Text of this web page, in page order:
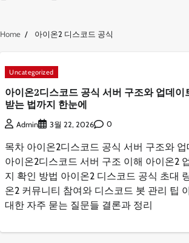
Home 아이온2 디스코드 공식
Uncategorized
아이온2디스코드 공식 서버 구조와 업데이
받는 법까지 한눈에
Admin 3월 22, 2026 0
목차 아이온2디스코드 공식 서버 구조와
아이온2디스코드 서버 구조 이해 아이온2
지 확인 방법 아이온2 디스코드 공식 초대
온2 커뮤니티 참여와 디스코드 봇 관리 팁
대한 자주 묻는 질문들 결론과 정리